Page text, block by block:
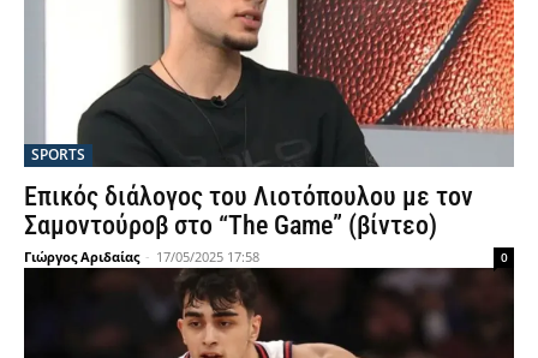
SPORTS
Επικός διάλογος του Λιοτόπουλου με τον
Σαμοντούροβ στο “The Game” (βίντεο)
Γιώργος Αριδαίας - 17/05/2025 17:58 0